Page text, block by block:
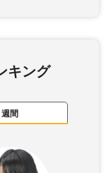
キング
週間